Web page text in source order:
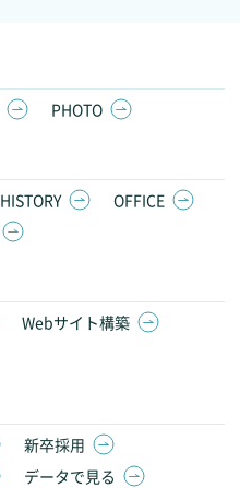
PHOTO
HISTORY
OFFICE
Webサイト構築
新卒採用
データで見る